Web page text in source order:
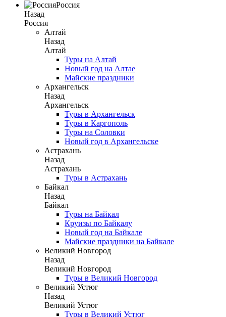
Россия
Назад
Россия
Алтай
Назад
Алтай
Туры на Алтай
Новый год на Алтае
Майские праздники
Архангельск
Назад
Архангельск
Туры в Архангельск
Туры в Каргополь
Туры на Соловки
Новый год в Архангельске
Астрахань
Назад
Астрахань
Туры в Астрахань
Байкал
Назад
Байкал
Туры на Байкал
Круизы по Байкалу
Новый год на Байкале
Майские праздники на Байкале
Великий Новгород
Назад
Великий Новгород
Туры в Великий Новгород
Великий Устюг
Назад
Великий Устюг
Туры в Великий Устюг